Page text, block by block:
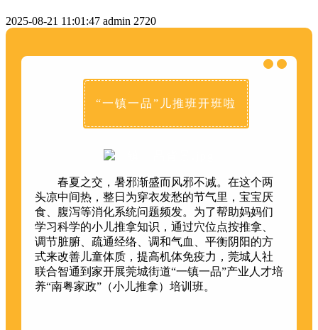
2025-08-21 11:01:47 admin 2720
“一镇一品”儿推班开班啦
春夏之交，暑邪渐盛而风邪不减。在这个两
头凉中间热，整日为穿衣发愁的节气里，宝宝厌
食、腹泻等消化系统问题频发。为了帮助妈妈们
学习科学的小儿推拿知识，通过穴位点按推拿、
调节脏腑、疏通经络、调和气血、平衡阴阳的方
式来改善儿童体质，提高机体免疫力，莞城人社
联合智通到家开展莞城街道“一镇一品”产业人才培
养“南粤家政”（小儿推拿）培训班。